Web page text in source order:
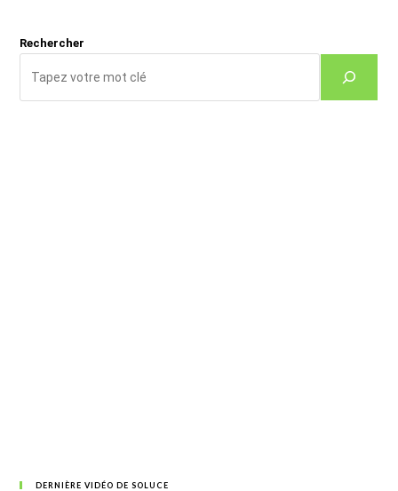
Rechercher
DERNIÈRE VIDÉO DE SOLUCE